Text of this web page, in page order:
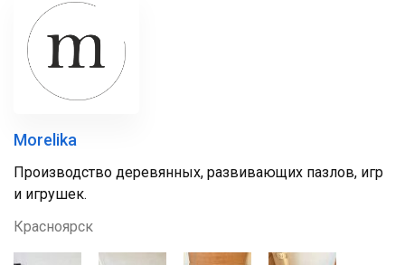
Morelika
Производство деревянных, развивающих пазлов, игр
и игрушек.
Красноярск